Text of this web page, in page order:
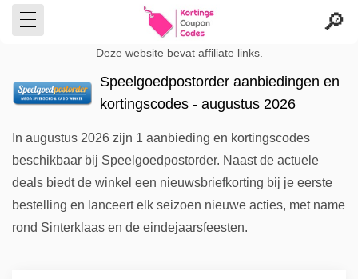
Deze website bevat affiliate links.
Speelgoedpostorder aanbiedingen en
kortingscodes - augustus 2026
In augustus 2026 zijn 1 aanbieding en kortingscodes
beschikbaar bij Speelgoedpostorder. Naast de actuele
deals biedt de winkel een nieuwsbriefkorting bij je eerste
bestelling en lanceert elk seizoen nieuwe acties, met name
rond Sinterklaas en de eindejaarsfeesten.